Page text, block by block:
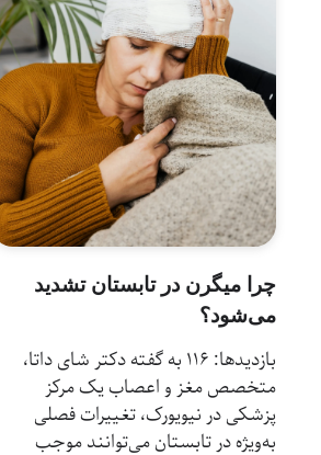
چرا میگرن در تابستان تشدید
می‌شود؟
بازدیدها: 116 به گفته دکتر شای داتا،
متخصص مغز و اعصاب یک مرکز
پزشکی در نیویورک، تغییرات فصلی
به‌ویژه در تابستان می‌توانند موجب